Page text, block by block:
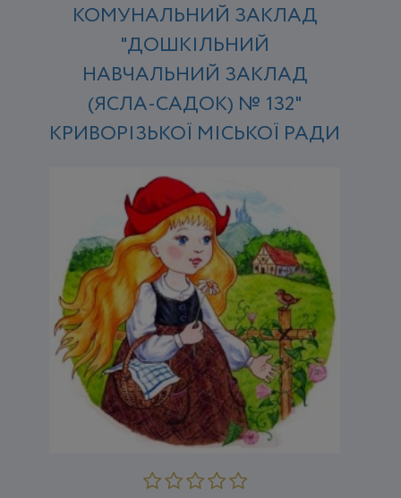
КОМУНАЛЬНИЙ ЗАКЛАД
"ДОШКІЛЬНИЙ
НАВЧАЛЬНИЙ ЗАКЛАД
(ЯСЛА-САДОК) № 132"
КРИВОРІЗЬКОЇ МІСЬКОЇ РАДИ